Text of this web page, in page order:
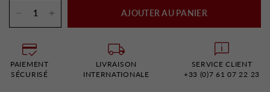
AJOUTER AU PANIER
PAIEMENT
SÉCURISÉ
LIVRAISON
INTERNATIONALE
SERVICE CLIENT
+33 (0)7 61 07 22 23